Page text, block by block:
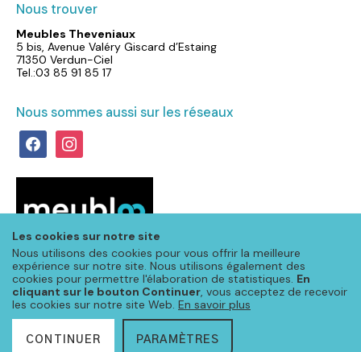
Les cookies sur notre site
Nous utilisons des cookies pour vous offrir la meilleure
expérience sur notre site. Nous utilisons également des
cookies pour permettre l'élaboration de statistiques. En
cliquant sur le bouton Continuer, vous acceptez de recevoir
les cookies sur notre site Web. En savoir plus
CONTINUER PARAMÈTRES
Nous trouver
Meubles Theveniaux
5 bis, Avenue Valéry Giscard d’Estaing
71350 Verdun-Ciel
Tel.:03 85 91 85 17
Nous sommes aussi sur les réseaux
facebookinstagram